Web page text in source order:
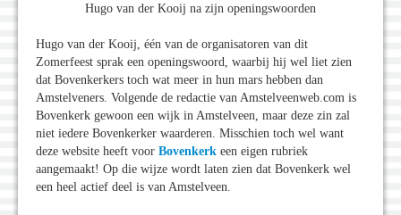
Hugo van der Kooij na zijn openingswoorden
Hugo van der Kooij, één van de organisatoren van dit
Zomerfeest sprak een openingswoord, waarbij hij wel liet zien
dat Bovenkerkers toch wat meer in hun mars hebben dan
Amstelveners. Volgende de redactie van Amstelveenweb.com is
Bovenkerk gewoon een wijk in Amstelveen, maar deze zin zal
niet iedere Bovenkerker waarderen. Misschien toch wel want
deze website heeft voor Bovenkerk een eigen rubriek
aangemaakt! Op die wijze wordt laten zien dat Bovenkerk wel
een heel actief deel is van Amstelveen.